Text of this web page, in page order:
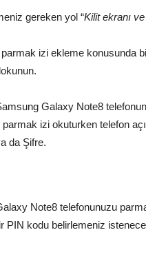
gereken yol “Kilit ekranı
izi ekleme konusunda
Galaxy Note8
parmak izi okuturken telefon
da Şifre.
Note8 telefonunuzu
PIN kodu belirlemeniz